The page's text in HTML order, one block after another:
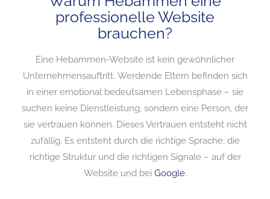
professionelle Website
brauchen?
Eine Hebammen-Website ist kein gewöhnlicher
Unternehmensauftritt. Werdende Eltern befinden sich
in einer emotional bedeutsamen Lebensphase – sie
suchen keine Dienstleistung, sondern eine Person, der
sie vertrauen können. Dieses Vertrauen entsteht nicht
zufällig. Es entsteht durch die richtige Sprache, die
richtige Struktur und die richtigen Signale – auf der
Website und bei Google.